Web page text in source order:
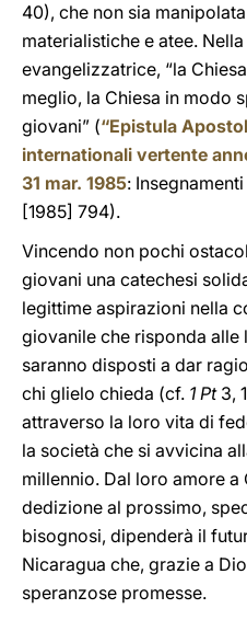
40), che non sia
materialistiche e atee.
evangelizzatrice, “la
meglio, la Chiesa in modo
giovani” (“Epistula
internationali vertente
31 mar. 1985:
[1985] 794).
Vincendo non pochi
giovani una catechesi
legittime aspirazioni nella
giovanile che risponda alle
saranno disposti a dar
chi glielo chieda (cf. 1 Pt 3,
attraverso la loro vita di
la società che si avvicina
millennio. Dal loro amore a
dedizione al prossimo,
bisognosi, dipenderà il
Nicaragua che, grazie a
speranzose promesse.